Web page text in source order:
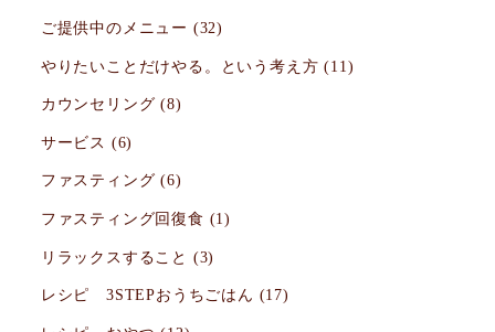
ご提供中のメニュー (32)
やりたいことだけやる。という考え方 (11)
カウンセリング (8)
サービス (6)
ファスティング (6)
ファスティング回復食 (1)
リラックスすること (3)
レシピ 3STEPおうちごはん (17)